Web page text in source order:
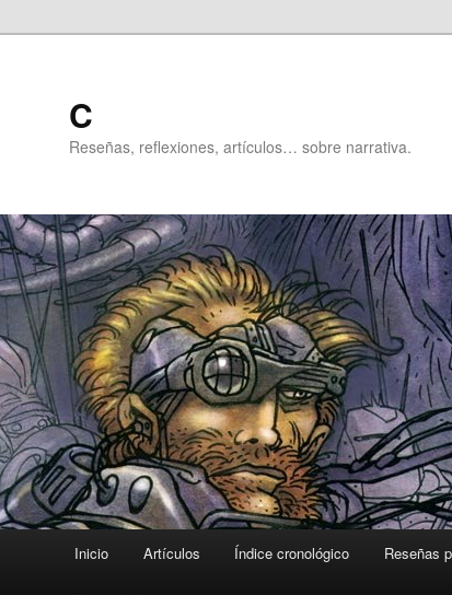
C
Reseñas, reflexiones, artículos… sobre narrativa.
Inicio Artículos Índice cronológico Reseñas